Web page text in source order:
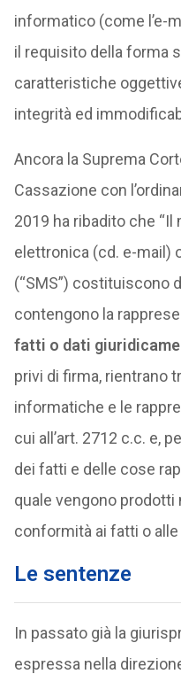
informatico (come l’e-
il requisito della forma
caratteristiche
integrità ed
Ancora la Suprema
Cassazione con
2019 ha ribadito che
elettronica (cd. e-mail)
(“SMS”) costituiscono
contengono la
fatti o dati
privi di firma, rientrano
informatiche e le
cui all’art. 2712 c.c. e,
dei fatti e delle cose
quale vengono prodotti
conformità ai fatti o
Le sentenze
In passato già la
espressa nella